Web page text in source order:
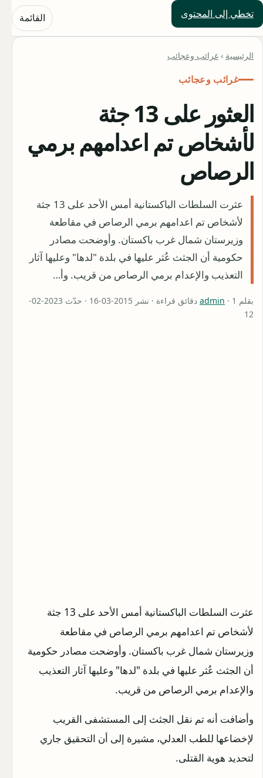
تخطي إلى المحتوى
حلول العالم القائمة
الرئيسية › غرائب وعجائب
غرائب وعجائب
العثور على 13 جثة
لأشخاص تم اعدامهم برمي
الرصاص
عثرت السلطات الباكستانية أمس الأحد على 13 جثة
لأشخاص تم اعدامهم برمي الرصاص في مقاطعة
وزيرستان شمال غرب باكستان. وأوضحت مصادر
حكومية أن الجثث عُثر عليها في بلدة "لدها" وعليها آثار
التعذيب والإعدام برمي الرصاص من قريب. وأ…
بقلم admin
· 1 دقائق قراءة · نشر 2015-03-16 · حدّث 2023-02-
12
عثرت السلطات الباكستانية أمس الأحد على 13 جثة
لأشخاص تم اعدامهم برمي الرصاص في مقاطعة
وزيرستان شمال غرب باكستان. وأوضحت مصادر حكومية
أن الجثث عُثر عليها في بلدة "لدها" وعليها آثار التعذيب
والإعدام برمي الرصاص من قريب.
وأضافت أنه تم نقل الجثث إلى المستشفى القريب
لإخضاعها للطب العدلي، مشيرة إلى أن التحقيق جاري
لتحديد هوية القتلى.